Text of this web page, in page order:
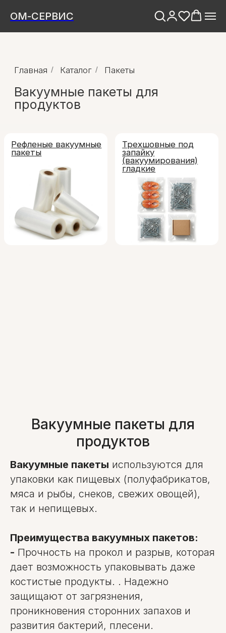
ОМ-СЕРВИС
Вакуумные пакеты для
продуктов
Рефленые вакуумные
пакеты
Вакуумные пакеты для
продуктов
Вакуумные пакеты используются для
упаковки как пищевых (полуфабрикатов,
мяса и рыбы, снеков, свежих овощей),
так и непищевых.
Преимущества вакуумных пакетов:
- Прочность на прокол и разрыв, которая
дает возможность упаковывать даже
костистые продукты. . Надежно
защищают от загрязнения,
проникновения сторонних запахов и
развития бактерий, плесени.